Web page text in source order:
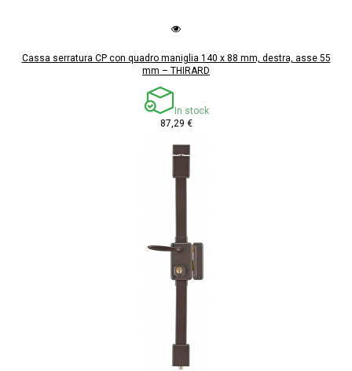
Cassa serratura CP con quadro maniglia 140 x 88 mm, destra, asse 55
mm – THIRARD
In stock
87,29 €